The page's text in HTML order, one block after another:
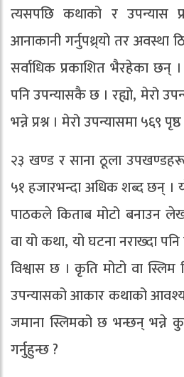
त्यसपछि कथाको र उपन्यास
आनाकानी गर्नुपथ्र्यो तर अवस्था
सर्वाधिक प्रकाशित भैरहेका छन्
पनि उपन्यासकै छ । रह्यो, मेरो
भन्ने प्रश्न । मेरो उपन्यासमा ५६९
२३ खण्ड र साना ठूला
५१ हजारभन्दा अधिक शब्द छन् ।
पाठकले किताब मोटो बनाउन
वा यो कथा, यो घटना नराख्दा
विश्वास छ । कृति मोटो वा
उपन्यासको आकार कथाको
जमाना स्लिमको छ भन्छन् भन्ने
गर्नुहुन्छ ?